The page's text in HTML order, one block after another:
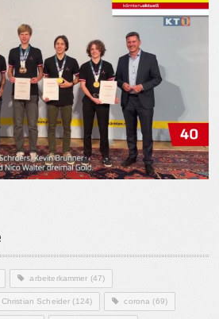
arbeiterkammer (47)
Christian Scheider (124) corona (69)